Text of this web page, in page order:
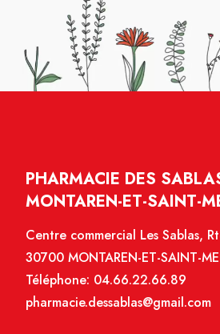
PHARMACIE DES
MONTAREN-ET-SAINT-
Centre commercial Les Sablas,
30700 MONTAREN-ET-SAINT-
Téléphone: 04.66.22.66.89
pharmacie.dessablas@gmail.com